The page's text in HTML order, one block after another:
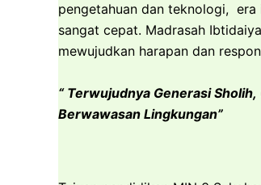
pengetahuan dan teknologi,
sangat cepat. Madrasah
mewujudkan harapan dan
“ Terwujudnya Generasi
Berwawasan Lingkungan”